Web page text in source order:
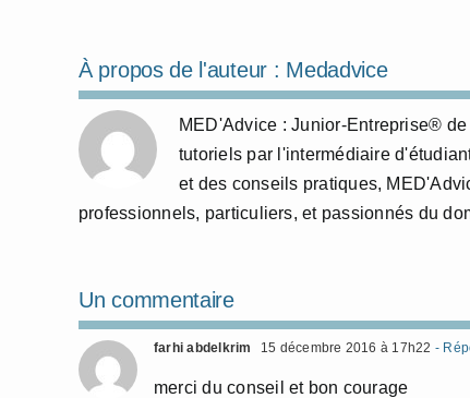
À propos de l'auteur : Medadvice
MED'Advice : Junior-Entreprise®
tutoriels par l'intermédiaire
et des conseils pratiques,
professionnels, particuliers, et passionnés du
Un commentaire
farhi abdelkrim 15 décembre 2016 à 17h22 -
merci du conseil et bon courage